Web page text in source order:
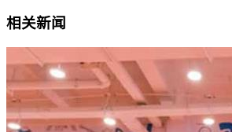
相关新闻